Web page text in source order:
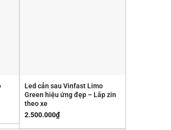
Led cản sau Vinfast Limo
Green hiệu ứng đẹp – Lắp zin
theo xe
2.500.000₫